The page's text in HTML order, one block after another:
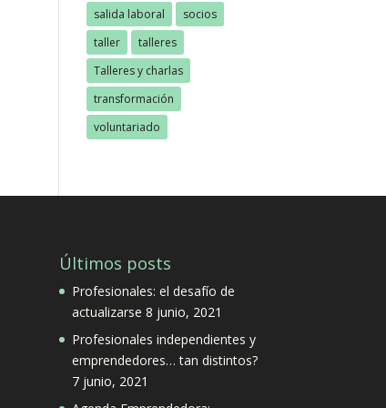
salida laboral
socios
taller
talleres
Talleres y charlas
transformación
voluntariado
Últimos posts
Profesionales: el desafío de
actualizarse 8 junio, 2021
Profesionales independientes y
emprendedores… tan distintos?
7 junio, 2021